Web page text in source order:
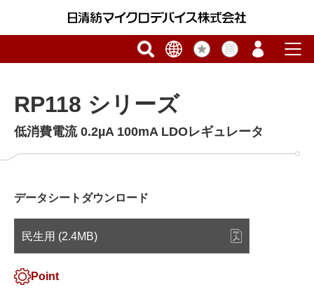
RP118 シリーズ
低消費電流 0.2µA 100mA LDOレギュレータ
データシートダウンロード
民生用 (2.4MB)
Point